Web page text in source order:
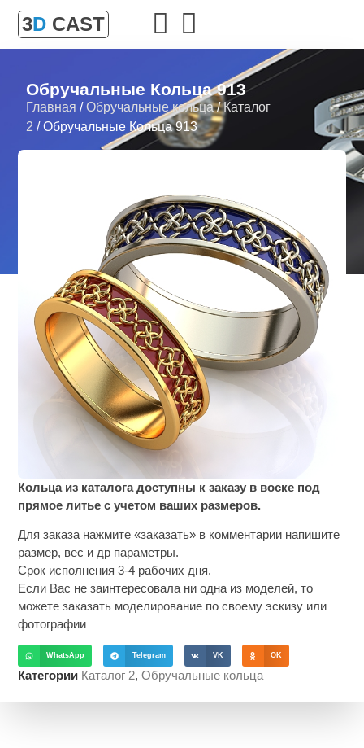
3D CAST
Обручальные Кольца 913
Главная /Обручальные кольца/Каталог
2 / Обручальные Кольца 913
Кольца из каталога доступны к заказу в воске под
прямое литье с учетом ваших размеров.
Для заказа нажмите «заказать» в комментарии напишите
размер, вес и др параметры.
Срок исполнения 3-4 рабочих дня.
Если Вас не заинтересовала ни одна из моделей, то
можете заказать моделирование по своему эскизу или
фотографии
WhatsApp Telegram VK OK
Категории Каталог 2,Обручальные кольца